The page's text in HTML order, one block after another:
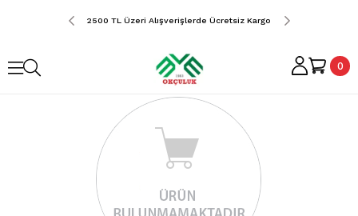
Ücretsiz Kargo 2500 TL Üzeri Alışverişlerde Ücretsiz Kargo 2500 TL Üzeri
0